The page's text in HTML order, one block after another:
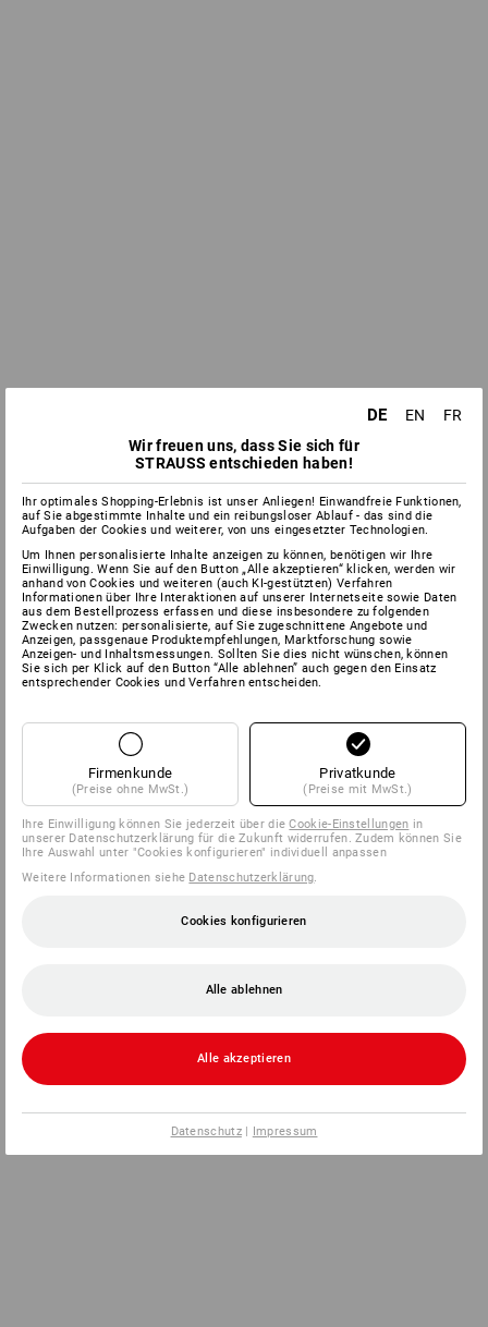
DE EN
FR
Wir freuen uns, dass Sie sich für
STRAUSS entschieden haben!
Ihr optimales Shopping-Erlebnis ist unser Anliegen! Einwandfreie Funktionen,
auf Sie abgestimmte Inhalte und ein reibungsloser Ablauf - das sind die
Aufgaben der Cookies und weiterer, von uns eingesetzter Technologien.
Um Ihnen personalisierte Inhalte anzeigen zu können, benötigen wir Ihre
Einwilligung. Wenn Sie auf den Button „Alle akzeptieren“ klicken, werden wir
anhand von Cookies und weiteren (auch KI-gestützten) Verfahren
Informationen über Ihre Interaktionen auf unserer Internetseite sowie Daten
aus dem Bestellprozess erfassen und diese insbesondere zu folgenden
Zwecken nutzen: personalisierte, auf Sie zugeschnittene Angebote und
Anzeigen, passgenaue Produktempfehlungen, Marktforschung sowie
Anzeigen- und Inhaltsmessungen. Sollten Sie dies nicht wünschen, können
Sie sich per Klick auf den Button “Alle ablehnen” auch gegen den Einsatz
entsprechender Cookies und Verfahren entscheiden.
Firmenkunde
(Preise ohne MwSt.)
Privatkunde
(Preise mit MwSt.)
Ihre Einwilligung können Sie jederzeit über dieCookie-Einstellungen in
unserer Datenschutzerklärung für die Zukunft widerrufen. Zudem können Sie
Ihre Auswahl unter "Cookies konfigurieren" individuell anpassen
Weitere Informationen siehe Datenschutzerklärung
Cookies konfigurieren
Alle ablehnen
Alle akzeptieren
Datenschutz| Impressum